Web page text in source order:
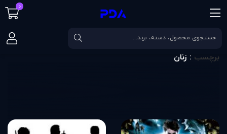
صفحه اصلی برچسب زنان
برچسب : زنان
0